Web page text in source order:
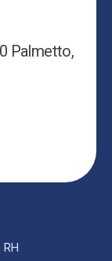
Palmetto,